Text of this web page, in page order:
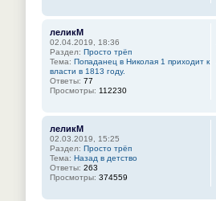
леликМ
02.04.2019, 18:36
Раздел: Просто трёп
Тема: Попаданец в Николая 1 приходит к
власти в 1813 году.
Ответы: 77
Просмотры: 112230
леликМ
02.03.2019, 15:25
Раздел: Просто трёп
Тема: Назад в детство
Ответы: 263
Просмотры: 374559